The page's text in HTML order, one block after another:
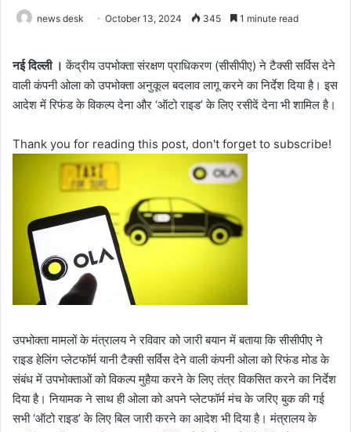
news desk October 13, 2024 345 1 minute read
नई दिल्ली । केंद्रीय उपभोक्‍ता संरक्षण प्राधिकरण (सीसीपीए) ने टैक्सी सर्विस देने
वाली कंपनी ओला को उपभोक्ता अनुकूल बदलाव लागू करने का निर्देश दिया है। इस
आदेश में रिफंड के विकल्प देना और ‘ऑटो राइड’ के लिए रसीदें देना भी शामिल है।
Thank you for reading this post, don't forget to subscribe!
उपभोक्ता मामलों के मंत्रालय ने रविवार को जारी बयान में बताया कि सीसीपीए ने
राइड हेलिंग प्लेटफॉर्म यानी टैक्‍सी सर्विस देने वाली कंपनी ओला को रिफंड मोड के
संबंध में उपभोक्ताओं को विकल्प मुहैया करने के लिए तंत्र विकसित करने का निर्देश
दिया है। नियामक ने साथ ही ओला को अपने प्‍लेटफॉर्म मंच के जरिए बुक की गई
सभी ‘ऑटो राइड’ के लिए बिल जारी करने का आदेश भी दिया है। मंत्रालय के